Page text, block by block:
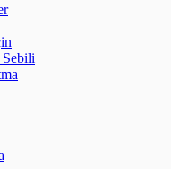
Sebili